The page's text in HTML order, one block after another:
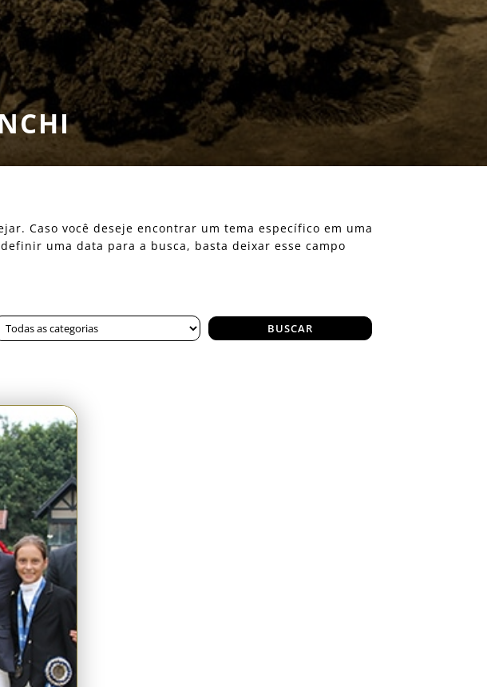
Caso você deseje encontrar um tema específico em uma
uma data para a busca, basta deixar esse campo